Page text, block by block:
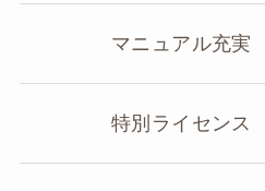
マニュアル充実
特別ライセンス